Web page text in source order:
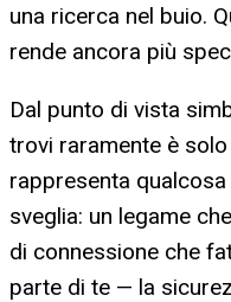
una ricerca nel buio.
rende ancora più
Dal punto di vista
trovi raramente è
rappresenta
sveglia: un legame
di connessione che
parte di te — la